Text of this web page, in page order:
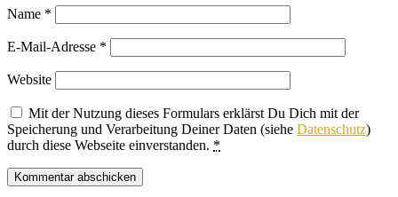
Name *
E-Mail-Adresse *
Website
Mit der Nutzung dieses Formulars erklärst Du Dich mit der
Speicherung und Verarbeitung Deiner Daten (siehe Datenschutz)
durch diese Webseite einverstanden. *